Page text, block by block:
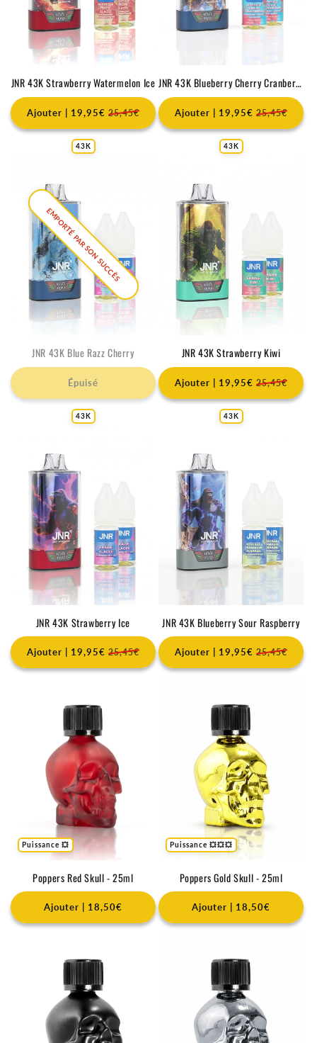
JNR 43K Strawberry Watermelon Ice
Ajouter | 19,95€ 25,45€
JNR 43K Blueberry Cherry Cranberry
Ajouter | 19,95€ 25,45€
43K
EMPORTÉ PAR SON SUCCÈS
JNR 43K Blue Razz Cherry
Épuisé
43K
JNR 43K Strawberry Kiwi
Ajouter | 19,95€ 25,45€
43K
JNR 43K Strawberry Ice
Ajouter | 19,95€ 25,45€
43K
JNR 43K Blueberry Sour Raspberry
Ajouter | 19,95€ 25,45€
Puissance 💥
Poppers Red Skull - 25ml
Ajouter | 18,50€
Puissance 💥💥💥
Poppers Gold Skull - 25ml
Ajouter | 18,50€